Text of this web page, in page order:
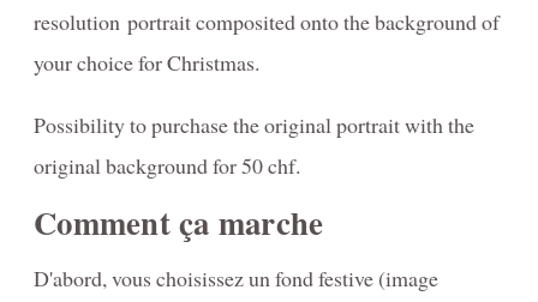
resolution portrait composited onto the background of
your choice for Christmas.
Possibility to purchase the original portrait with the
original background for 50 chf.
Comment ça marche
D'abord, vous choisissez un fond festive (image